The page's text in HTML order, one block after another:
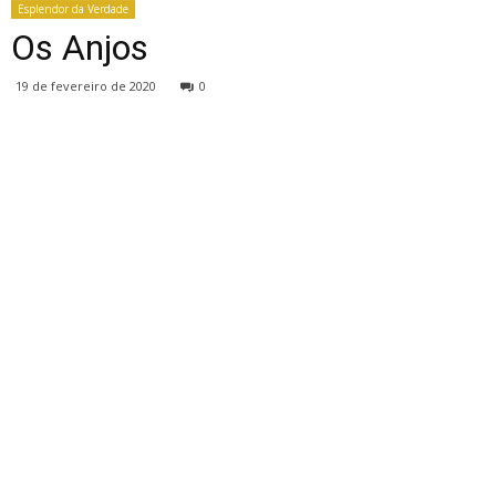
Esplendor da Verdade
Os Anjos
19 de fevereiro de 2020 0